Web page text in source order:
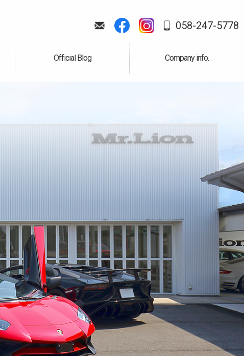
058-247-5778
Official Blog
公式ブログ Company info.
会社案内